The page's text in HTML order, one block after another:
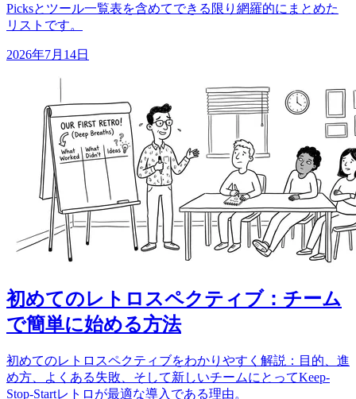
Picksとツール一覧表を含めてできる限り網羅的にまとめた
リストです。
2026年7月14日
初めてのレトロスペクティブ：チーム
で簡単に始める方法
初めてのレトロスペクティブをわかりやすく解説：目的、進
め方、よくある失敗、そして新しいチームにとってKeep-
Stop-Startレトロが最適な導入である理由。